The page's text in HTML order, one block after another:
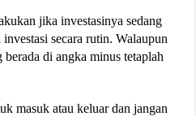
jika investasinya sedang
secara rutin. Walaupun
di angka minus tetaplah
masuk atau keluar dan jangan